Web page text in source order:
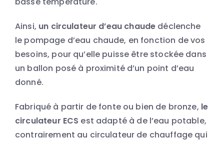
Ainsi, un circulateur d’eau chaude déclenche
le pompage d’eau chaude, en fonction de vos
besoins, pour qu’elle puisse être stockée dans
un ballon posé à proximité d’un point d’eau
donné.
Fabriqué à partir de fonte ou bien de bronze, le
circulateur ECS est adapté à de l’eau potable,
contrairement au circulateur de chauffage qui